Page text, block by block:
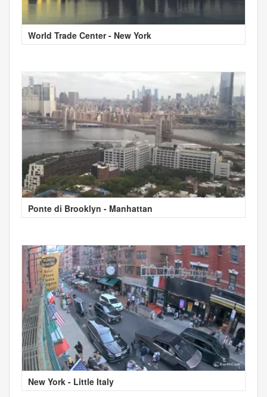
World Trade Center - New York
Ponte di Brooklyn - Manhattan
New York - Little Italy